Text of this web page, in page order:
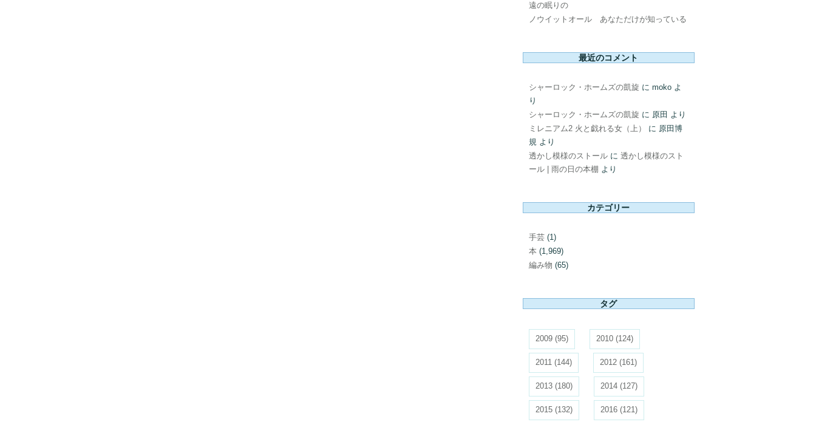
遠の眠りの
ノウイットオール あなただけが知っている
最近のコメント
シャーロック・ホームズの凱旋 に mokoよ
り
シャーロック・ホームズの凱旋 に 原田 より
ミレニアム2 火と戯れる女（上）
に 原田博
規より
透かし模様のストールに 透かし模様のスト
ール | 雨の日の本棚 より
カテゴリー
手芸(1)
本 (1,969)
編み物 (65)
タグ
2009(95) 2010(124)
2011(144) 2012(161)
2013(180) 2014(127)
2015(132) 2016(121)